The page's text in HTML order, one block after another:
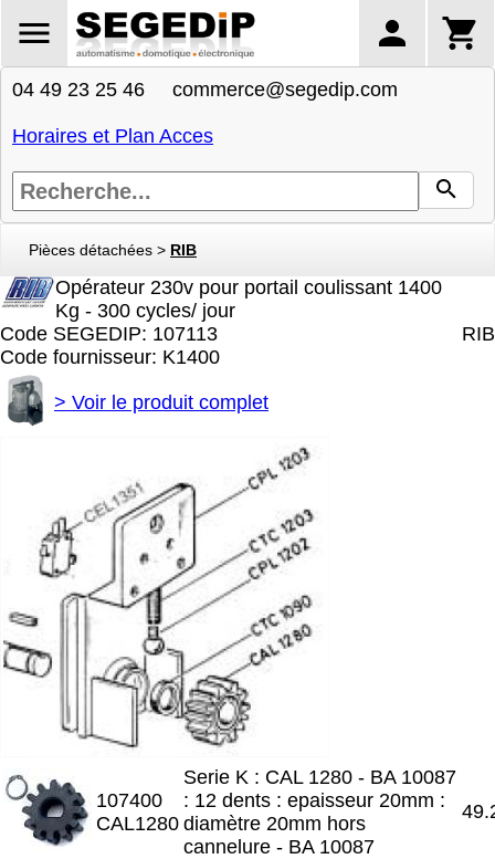
04 49 23 25 46 commerce@segedip.com
Horaires et Plan Acces
Pièces détachées > RIB
Opérateur 230v pour portail coulissant 1400
Kg - 300 cycles/ jour
RIB
Code SEGEDIP: 107113
Code fournisseur: K1400
> Voir le produit complet
107400
CAL1280
Serie K : CAL 1280 - BA 10087
: 12 dents : epaisseur 20mm :
diamètre 20mm hors
cannelure - BA 10087